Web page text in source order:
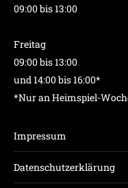
09:00 bis 13:00
Freitag
09:00 bis 13:00
und 14:00 bis 16:00*
*Nur an Heimspiel-
Impressum
Datenschutzerklärung